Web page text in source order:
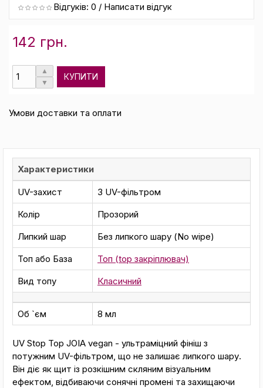
Відгуків: 0 / Написати відгук
142 грн.
КУПИТИ
Умови доставки та оплати
Характеристики
UV-захист
З UV-фільтром
Колір
Прозорий
Липкий шар
Без липкого шару (No wipe)
Топ або База
Топ (top закріплювач)
Вид топу
Класичний
Об `єм 8 мл
UV Stop Top JOIA vegan - ультраміцний фініш з
потужним UV-фільтром, що не залишає липкого шару.
Він діє як щит із розкішним скляним візуальним
ефектом, відбиваючи сонячні промені та захищаючи